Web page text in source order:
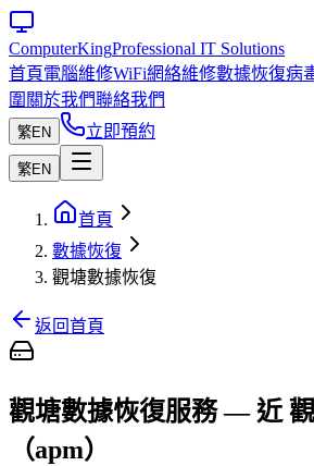
ComputerKingProfessional IT Solutions
首頁電腦維修WiFi網絡維修數據恢復病
圍 關於我們聯絡我們
繁EN 立即預約
繁EN
首頁
數據恢復
觀塘數據恢復
返回首頁
觀塘數據恢復服務 — 近
（apm）